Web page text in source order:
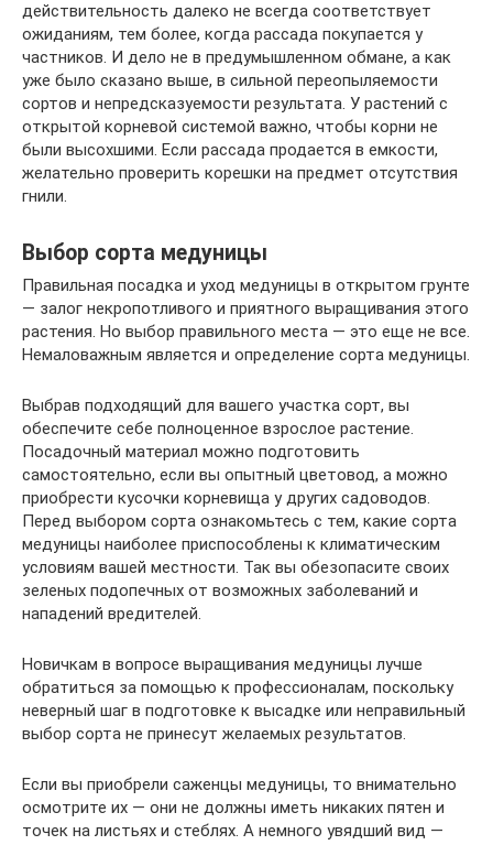
действительность далеко не всегда соответствует
ожиданиям, тем более, когда рассада покупается у
частников. И дело не в предумышленном обмане, а как
уже было сказано выше, в сильной переопыляемости
сортов и непредсказуемости результата. У растений с
открытой корневой системой важно, чтобы корни не
были высохшими. Если рассада продается в емкости,
желательно проверить корешки на предмет отсутствия
гнили.
Выбор сорта медуницы
Правильная посадка и уход медуницы в открытом грунте
— залог некропотливого и приятного выращивания этого
растения. Но выбор правильного места — это еще не все.
Немаловажным является и определение сорта медуницы.
Выбрав подходящий для вашего участка сорт, вы
обеспечите себе полноценное взрослое растение.
Посадочный материал можно подготовить
самостоятельно, если вы опытный цветовод, а можно
приобрести кусочки корневища у других садоводов.
Перед выбором сорта ознакомьтесь с тем, какие сорта
медуницы наиболее приспособлены к климатическим
условиям вашей местности. Так вы обезопасите своих
зеленых подопечных от возможных заболеваний и
нападений вредителей.
Новичкам в вопросе выращивания медуницы лучше
обратиться за помощью к профессионалам, поскольку
неверный шаг в подготовке к высадке или неправильный
выбор сорта не принесут желаемых результатов.
Если вы приобрели саженцы медуницы, то внимательно
осмотрите их — они не должны иметь никаких пятен и
точек на листьях и стеблях. А немного увядший вид —